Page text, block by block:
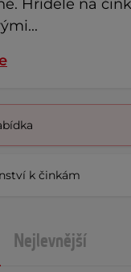
Hřídele na
k činkám
Nejlevnější